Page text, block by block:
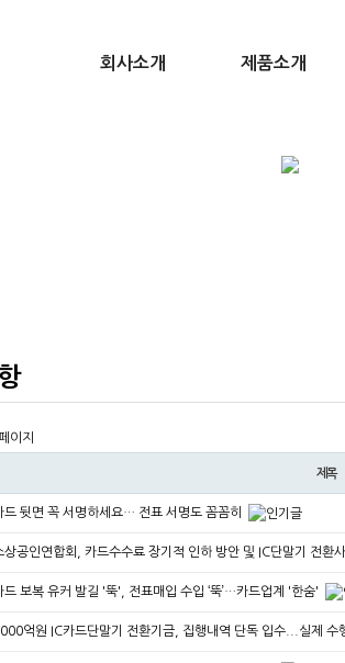
회사소개 제품소개
이지
제목
드 뒷면 꼭 서명하세요… 전표 서명도 꼼꼼히
상공인연합회, 카드수수료 장기적 인하 방안 및 IC단말기 전환
드 보복 유커 발길 '뚝', 전표매입 수입 ‘뚝’…카드업계 '한숨'
억원 IC카드단말기 전환기금, 집행내역 단독 입수...실제 수